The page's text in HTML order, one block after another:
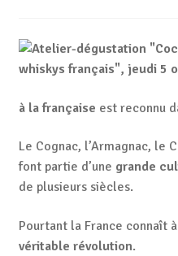
à la française est reconnu
Le Cognac, l’Armagnac, le
font partie d’une grande
de plusieurs siècles.
Pourtant la France connaît
véritable révolution.